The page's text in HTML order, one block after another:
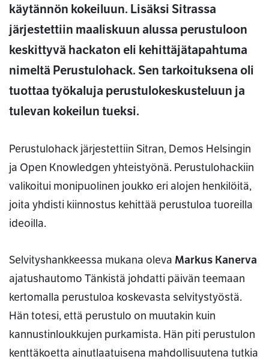
käytännön kokeiluun. Lisäksi Sitrassa
järjestettiin maaliskuun alussa perustuloon
keskittyvä hackaton eli kehittäjätapahtuma
nimeltä Perustulohack. Sen tarkoituksena oli
tuottaa työkaluja perustulokeskusteluun ja
tulevan kokeilun tueksi.
Perustulohack järjestettiin Sitran, Demos Helsingin
ja Open Knowledgen yhteistyönä. Perustulohackiin
valikoitui monipuolinen joukko eri alojen henkilöitä,
joita yhdisti kiinnostus kehittää perustuloa tuoreilla
ideoilla.
Selvityshankkeessa mukana oleva Markus Kanerva
ajatushautomo Tänkistä johdatti päivän teemaan
kertomalla perustuloa koskevasta selvitystyöstä.
Hän totesi, että perustulo on muutakin kuin
kannustinloukkujen purkamista. Hän piti perustulon
kenttäkoetta ainutlaatuisena mahdollisuutena tutkia